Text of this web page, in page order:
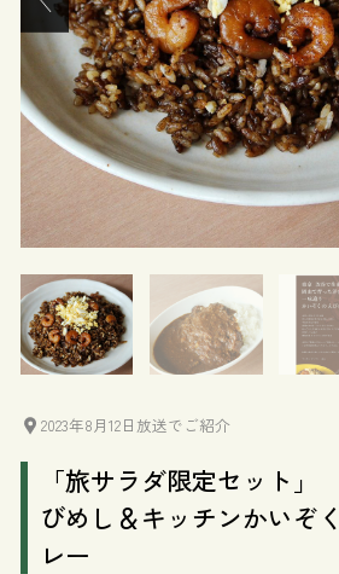
2023年8月12日放送でご紹介
「旅サラダ限定セット
びめし＆キッチンかいぞ
レー